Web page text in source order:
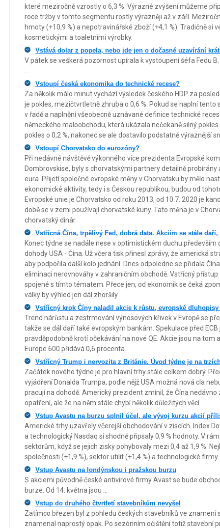
které meziročně vzrostly o 6,3 %. Výrazné zvýšení můžeme
roce tržby v tomto segmentu rostly výrazněji až v září.
hmoty (+10,9 %) a nepotravinářské zboží (+4,1 %). Tradičně si
kosmetickými a toaletními výrobky.
Vstává dolar z popela, nebo jde jen o dočasné uzavírání
V pátek se veškerá pozornost upírala k vystoupení šéfa Fedu
Vstoupí česká ekonomika do technické recese?
Za několik málo minut vychází výsledek českého HDP za
je pokles, mezičtvrtletně zhruba o 0,6 %. Pokud se naplní
v řadě a naplnění všeobecně uznávané definice technické
německého maloobchodu, která ukázala nečekaně silný
pokles o 0,2 %, nakonec se ale dostavilo podstatně výraznější
Vstoupí Chorvatsko do eurozóny?
Při nedávné návštěvě výkonného více prezidenta Evropské
Dombrovskise, byly s chorvatskými partnery detailně
eura. Přijetí společné evropské měny v Chorvatsku by mělo
ekonomické aktivity, tedy i s Českou republikou, budou od
Evropské unie je Chorvatsko od roku 2013, od 10.7. 2020 je
době se v zemi používají chorvatské kuny. Tato měna je v
chorvatský dinár.
Vstřícná Čína, trpělivý Fed, dobrá data. Akciím se stále
Konec týdne se nadále nese v optimistickém duchu
dohody USA - Čína. Už včera tisk přinesl zprávy, že americká
aby podpořila další kolo jednání. Dnes odpoledne se přidala
eliminaci nerovnováhy v zahraničním obchodě. Vstřícný
spojené s tímto tématem. Přece jen, od ekonomik se čeká
války by výhled jen dál zhoršily.
Vstřícný krok Číny naladil akcie k růstu, evropské
Trend nárůstu a zestrmování výnosových křivek v Evropě se
takže se dál daří také evropským bankám. Spekulace před
pravděpodobně krotí očekávání na nové QE. Akcie jsou na tom
Europe 600 přidává 0,6 procenta.
Vstřícný Trump i nervozita z Británie. Úvod týdne je na
Začátek nového týdne je pro hlavní trhy stále celkem dobrý.
vyjádření Donalda Trumpa, podle nějž USA možná nová cla
pracují na dohodě. Americký prezident zmínil, že Čína
opatření, ale že na něm stále chybí několik důležitých věcí.
Vstup Avastu na burzu splnil účel, ale vývoj kurzu akcií
Americké trhy uzavřely včerejší obchodování v ziscích. Index
a technologický Nasdaq si shodně připsaly 0,9 % hodnoty. V
sektorům, když se jejich zisky pohybovaly mezi 0,4 až 1,9 %.
společnosti (+1,9 %), sektor utilit (+1,4 %) a technologické firmy
Vstup Avastu na londýnskou i pražskou burzu
S akciemi původně české antivirové firmy Avast se bude
burze. Od 14. května jsou ...
Vstup do druhého čtvrtletí stavebníkům nevyšel
Zatímco březen byl z pohledu českých stavebníků ve znamení
znamenal naprostý opak. Po sezónním očištění totiž stavební